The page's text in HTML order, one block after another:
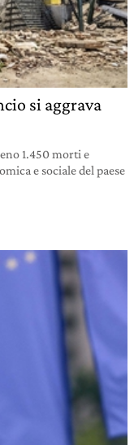
si aggrava
1.450 morti e
e sociale del paese